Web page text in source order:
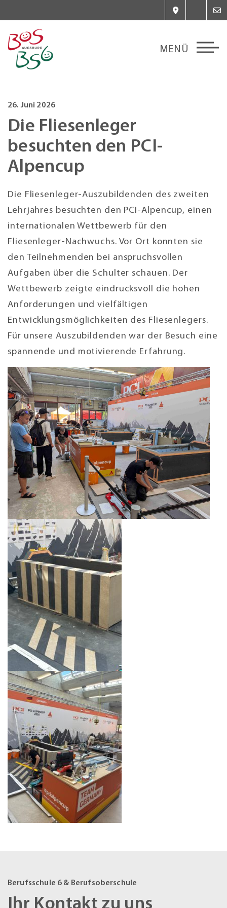
26. Juni 2026
Die Fliesenleger
besuchten den PCI-
Alpencup
Die Fliesenleger-Auszubildenden des zweiten
Lehrjahres besuchten den PCI-Alpencup, einen
internationalen Wettbewerb für den
Fliesenleger-Nachwuchs. Vor Ort konnten sie
den Teilnehmenden bei anspruchsvollen
Aufgaben über die Schulter schauen. Der
Wettbewerb zeigte eindrucksvoll die hohen
Anforderungen und vielfältigen
Entwicklungsmöglichkeiten des Fliesenlegers.
Für unsere Auszubildenden war der Besuch eine
spannende und motivierende Erfahrung.
Berufsschule 6 & Berufsoberschule
Ihr Kontakt zu uns